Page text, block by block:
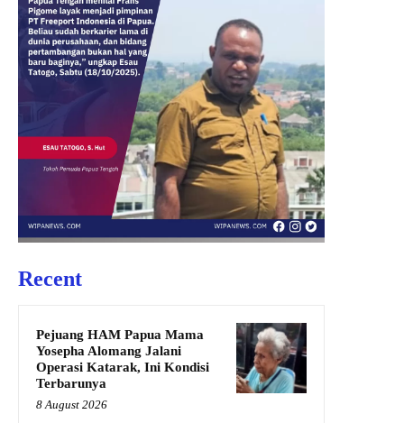
Recent
Pejuang HAM Papua Mama
Yosepha Alomang Jalani
Operasi Katarak, Ini Kondisi
Terbarunya
8 August 2026